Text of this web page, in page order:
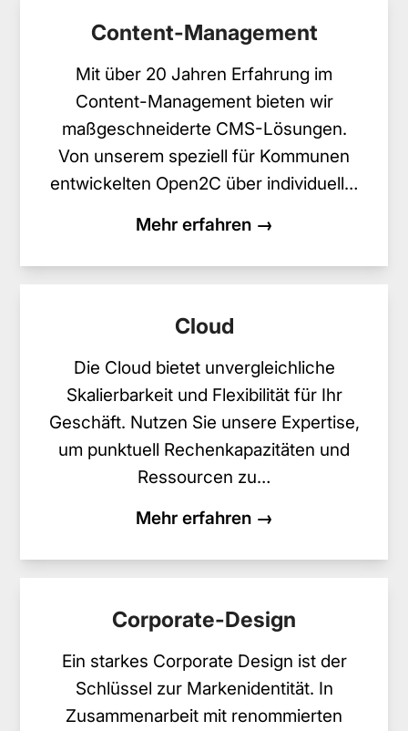
Content-Management
Mit über 20 Jahren Erfahrung im
Content-Management bieten wir
maßgeschneiderte CMS-Lösungen.
Von unserem speziell für Kommunen
entwickelten Open2C über individuell…
Mehr erfahren →
Cloud
Die Cloud bietet unvergleichliche
Skalierbarkeit und Flexibilität für Ihr
Geschäft. Nutzen Sie unsere Expertise,
um punktuell Rechenkapazitäten und
Ressourcen zu…
Mehr erfahren →
Corporate-Design
Ein starkes Corporate Design ist der
Schlüssel zur Markenidentität. In
Zusammenarbeit mit renommierten